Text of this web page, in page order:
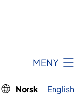
MENY
Norsk English